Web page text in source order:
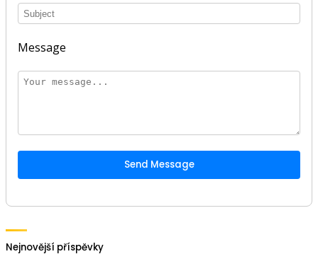
Message
Send Message
Nejnovější příspěvky